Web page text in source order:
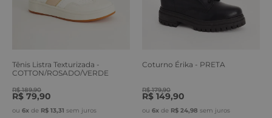
Tênis Listra Texturizada -
COTTON/ROSADO/VERDE
R$ 189,90
R$ 79,90
ou 6x de R$ 13,31 sem juros
Coturno Érika - PRETA
R$ 179,90
R$ 149,90
ou 6x de R$ 24,98 sem juros